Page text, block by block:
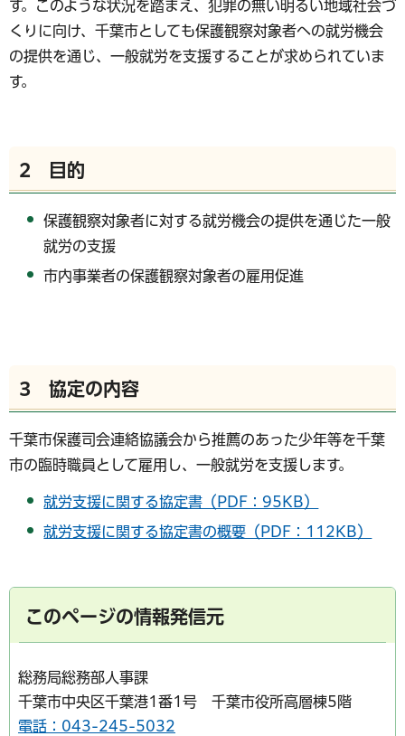
す。このような状況を踏まえ、犯罪の無い明るい地域社会づ
くりに向け、千葉市としても保護観察対象者への就労機会
の提供を通じ、一般就労を支援することが求められていま
す。
2 目的
保護観察対象者に対する就労機会の提供を通じた一般
就労の支援
市内事業者の保護観察対象者の雇用促進
3 協定の内容
千葉市保護司会連絡協議会から推薦のあった少年等を千葉
市の臨時職員として雇用し、一般就労を支援します。
就労支援に関する協定書（PDF：95KB）
就労支援に関する協定書の概要（PDF：112KB）
このページの情報発信元
総務局総務部人事課
千葉市中央区千葉港1番1号 千葉市役所高層棟5階
電話：043-245-5032